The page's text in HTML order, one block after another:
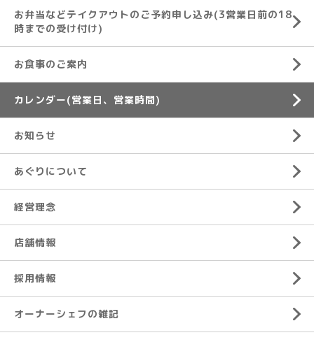
お弁当などテイクアウトのご予約申し込み(3営業日前の18
時までの受け付け)
お食事のご案内
カレンダー(営業日、営業時間)
お知らせ
あぐりについて
経営理念
店舗情報
採用情報
オーナーシェフの雑記